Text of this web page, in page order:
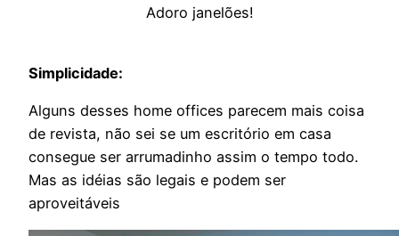
Adoro janelões!
Simplicidade:
Alguns desses home offices parecem mais coisa
de revista, não sei se um escritório em casa
consegue ser arrumadinho assim o tempo todo.
Mas as idéias são legais e podem ser
aproveitáveis